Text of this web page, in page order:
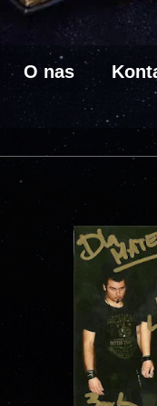
O nas